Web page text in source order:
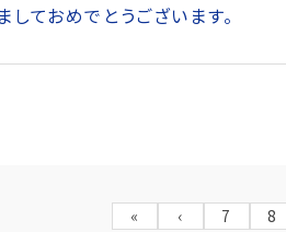
ておめでとうございます。
« ‹ 7 8